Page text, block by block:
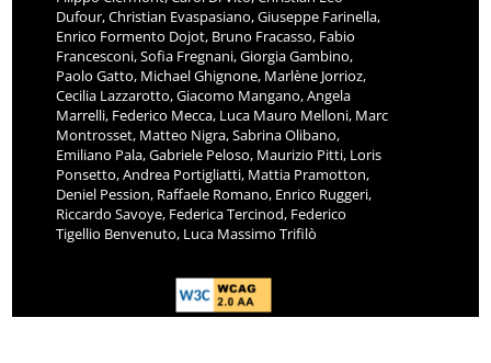
Dufour, Christian Evaspasiano, Giuseppe Farinella,
Enrico Formento Dojot, Bruno Fracasso, Fabio
Francesconi, Sofia Fregnani, Giorgia Gambino,
Paolo Gatto, Michael Ghignone, Marlène Jorrioz,
Cecilia Lazzarotto, Giacomo Mangano, Angela
Marrelli, Federico Mecca, Luca Mauro Melloni, Marc
Montrosset, Matteo Nigra, Sabrina Olibano,
Emiliano Pala, Gabriele Peloso, Maurizio Pitti, Loris
Ponsetto, Andrea Portigliatti, Mattia Pramotton,
Deniel Pession, Raffaele Romano, Enrico Ruggeri,
Riccardo Savoye, Federica Tercinod, Federico
Tigellio Benvenuto, Luca Massimo Trifilò